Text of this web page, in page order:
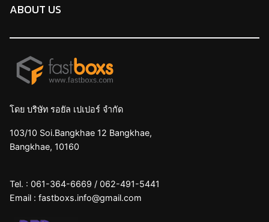
ABOUT US
โดย บริษัท รอยัล เปเปอร์ จำกัด
103/10 Soi.Bangkhae 12 Bangkhae,
Bangkhae, 10160
Tel. : 061-364-6669 / 062-491-5441
Email : fastboxs.info@gmail.com